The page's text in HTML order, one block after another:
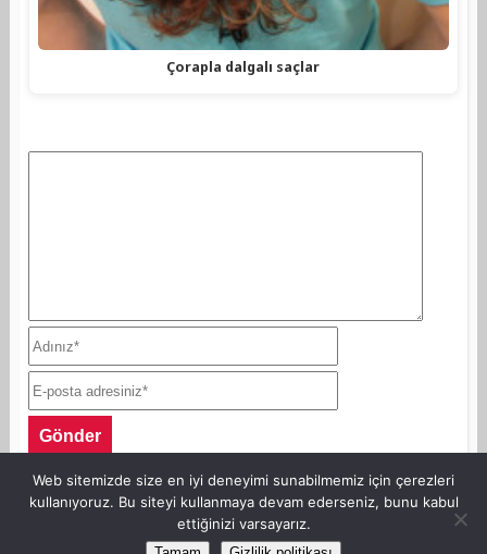
Çorapla dalgalı saçlar
©Copyright AnneKaz.com 2007. Her hakkı saklıdır.
Web sitemizde size en iyi deneyimi sunabilmemiz için çerezleri
kullanıyoruz. Bu siteyi kullanmaya devam ederseniz, bunu kabul
ettiğinizi varsayarız.